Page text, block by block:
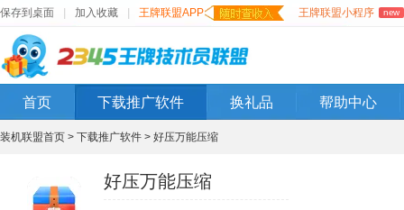
保存到桌面 加入收藏 王牌联盟APP 王牌联盟小程序 new
首页 下载推广软件 换礼品 帮助中心
装机联盟首页 > 下载推广软件 > 好压万能压缩
好压万能压缩